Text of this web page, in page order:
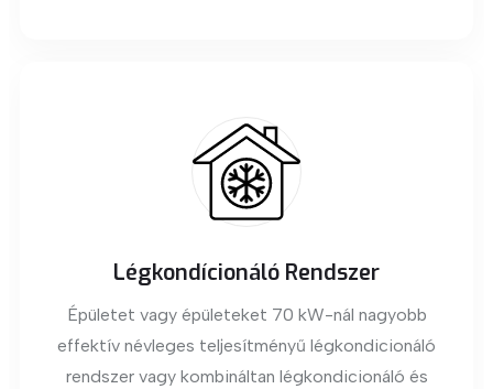
Légkondícionáló Rendszer
Épületet vagy épületeket 70 kW-nál nagyobb
effektív névleges teljesítményű légkondicionáló
rendszervagy kombináltan légkondicionáló és